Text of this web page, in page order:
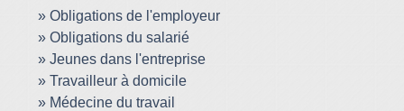
Obligations de l'employeur
Obligations du salarié
Jeunes dans l'entreprise
Travailleur à domicile
Médecine du travail